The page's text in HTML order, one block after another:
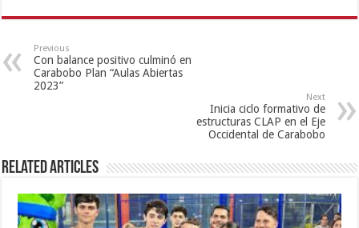
Previous
Con balance positivo culminó en
Carabobo Plan “Aulas Abiertas
2023”
Next
Inicia ciclo formativo de
estructuras CLAP en el Eje
Occidental de Carabobo
Related Articles